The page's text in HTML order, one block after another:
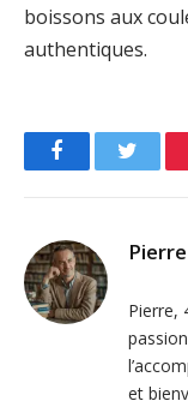
boissons aux
authentiques.
FacebookTwitter
Pierre
Pierre,
et